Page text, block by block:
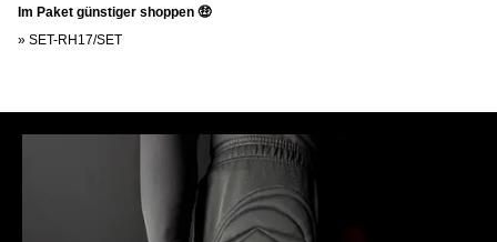
Im Paket günstiger shoppen 🤑
» SET-RH17/SET